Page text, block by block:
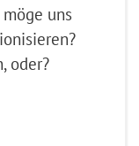
uns
oder?